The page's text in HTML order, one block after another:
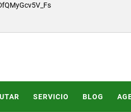
SERVICIO BLOG